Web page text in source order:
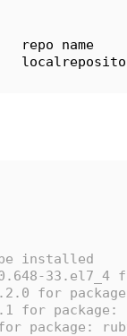
repo name
installed
33.el7_4
for
for
package: